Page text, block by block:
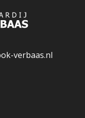
verbaas.nl